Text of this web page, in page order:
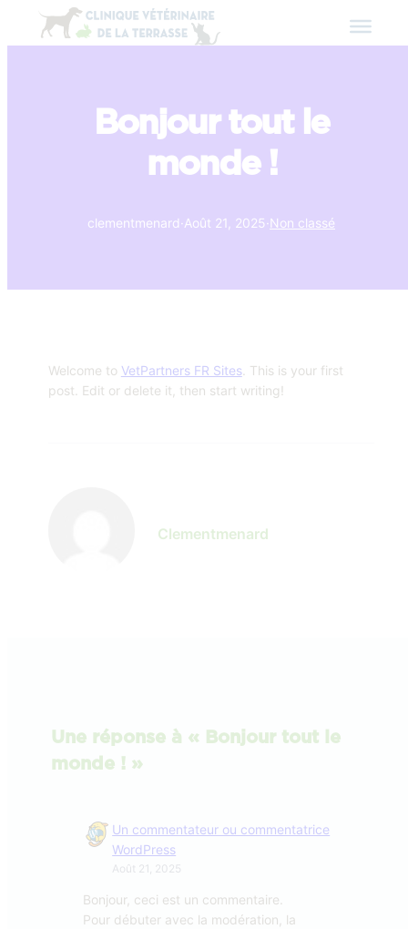
Bonjour tout le
monde !
clementmenard·Août 21, 2025·Non classé
Welcome to VetPartners FR Sites. This is your first
post. Edit or delete it, then start writing!
Clementmenard
Une réponse à « Bonjour tout le
monde ! »
Un commentateur ou commentatrice
WordPress
Août 21, 2025
Bonjour, ceci est un commentaire.
Pour débuter avec la modération, la